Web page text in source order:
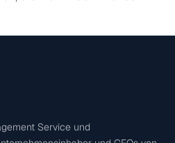
Service und